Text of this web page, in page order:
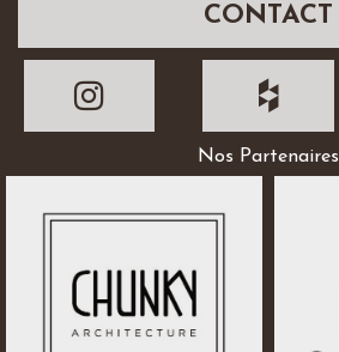
CONTACT
Nos Partenaires